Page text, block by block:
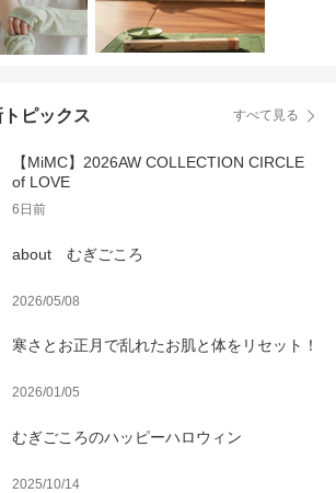
ピックス すべて見る
【MiMC】2026AW COLLECTION CIRCLE
of LOVE
6日前
about むぎごころ
2026/05/08
寒さとお正月で乱れたお肌と体をリセット！
2026/01/05
むぎごころのハッピーハロウィン
2025/10/14